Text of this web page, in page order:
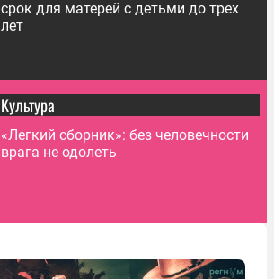
срок для матерей с детьми до трех
лет
Культура
«Легкий сборник»: без человечности
врага не одолеть